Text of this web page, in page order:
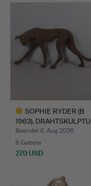
SOPHIE RYDER (B
1963).
EINER…
Beendet 6. Aug 2026
8 Gebote
270 USD